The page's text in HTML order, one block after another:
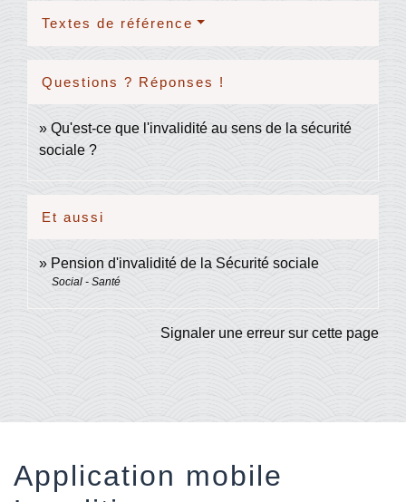
Textes de référence
Questions ? Réponses !
Qu'est-ce que l'invalidité au sens de la sécurité
sociale ?
Et aussi
Pension d'invalidité de la Sécurité sociale
Social - Santé
Signaler une erreur sur cette page
Application mobile